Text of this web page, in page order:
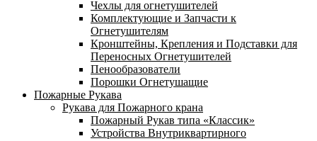
Чехлы для огнетушителей
Комплектующие и Запчасти к
Огнетушителям
Кронштейны, Крепления и Подставки для
Переносных Огнетушителей
Пенообразователи
Порошки Огнетушащие
Пожарные Рукава
Рукава для Пожарного крана
Пожарный Рукав типа «Классик»
Устройства Внутриквартирного